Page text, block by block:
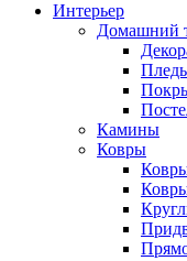
Интерьер
Домашний
Камины
Ковры